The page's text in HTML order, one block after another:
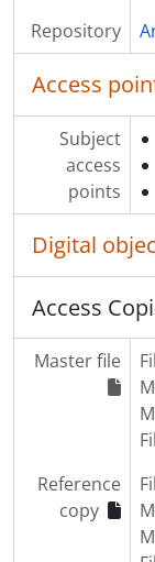
Repository
Access
Subject
access
points
Digital
Access
Master file
Reference
copy